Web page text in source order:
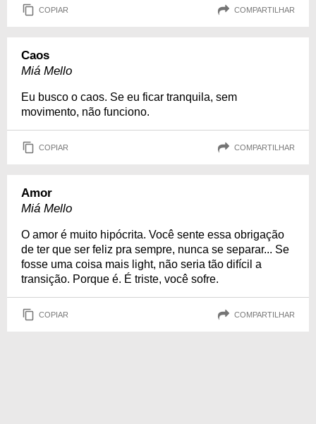
COPIAR COMPARTILHAR
Caos
Miá Mello
Eu busco o caos. Se eu ficar tranquila, sem
movimento, não funciono.
COPIAR COMPARTILHAR
Amor
Miá Mello
O amor é muito hipócrita. Você sente essa obrigação
de ter que ser feliz pra sempre, nunca se separar... Se
fosse uma coisa mais light, não seria tão difícil a
transição. Porque é. É triste, você sofre.
COPIAR COMPARTILHAR